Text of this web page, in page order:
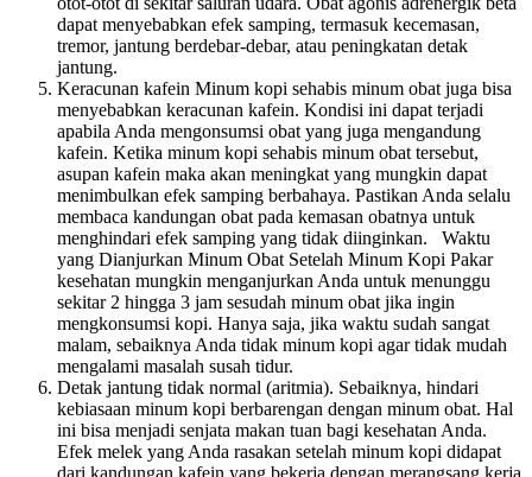
dapat menyebabkan efek samping, termasuk kecemasan,
tremor, jantung berdebar-debar, atau peningkatan detak
jantung.
Keracunan kafein Minum kopi sehabis minum obat juga bisa
menyebabkan keracunan kafein. Kondisi ini dapat terjadi
apabila Anda mengonsumsi obat yang juga mengandung
kafein. Ketika minum kopi sehabis minum obat tersebut,
asupan kafein maka akan meningkat yang mungkin dapat
menimbulkan efek samping berbahaya. Pastikan Anda selalu
membaca kandungan obat pada kemasan obatnya untuk
menghindari efek samping yang tidak diinginkan. Waktu
yang Dianjurkan Minum Obat Setelah Minum Kopi Pakar
kesehatan mungkin menganjurkan Anda untuk menunggu
sekitar 2 hingga 3 jam sesudah minum obat jika ingin
mengkonsumsi kopi. Hanya saja, jika waktu sudah sangat
malam, sebaiknya Anda tidak minum kopi agar tidak mudah
mengalami masalah susah tidur.
Detak jantung tidak normal (aritmia). Sebaiknya, hindari
kebiasaan minum kopi berbarengan dengan minum obat. Hal
ini bisa menjadi senjata makan tuan bagi kesehatan Anda.
Efek melek yang Anda rasakan setelah minum kopi didapat
dari kandungan kafein yang bekerja dengan merangsang kerja